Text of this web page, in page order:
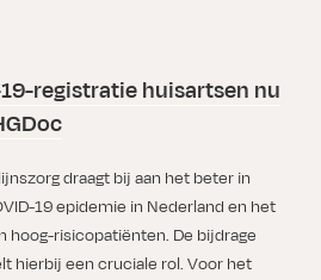
registratie huisartsen nu
draagt bij aan het beter in
19 epidemie in Nederland en het
hoog-risicopatiënten. De bijdrage
hierbij een cruciale rol. Voor het